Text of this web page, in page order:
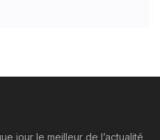
jour le meilleur de l’actualité